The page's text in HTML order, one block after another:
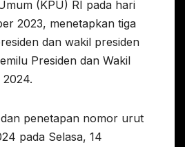
(KPU) RI pada hari
2023, menetapkan tiga
dan wakil presiden
Presiden dan Wakil
penetapan nomor urut
pada Selasa, 14